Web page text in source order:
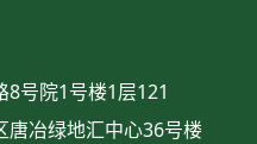
8号院1号楼1层121
唐冶绿地汇中心36号楼